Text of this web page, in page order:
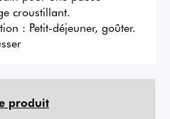
croustillant.
: Petit-déjeuner, goûter.
produit